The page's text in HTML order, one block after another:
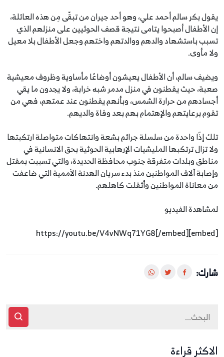
يقول بكر سالم أحمد علي، وهو أحد جيران من تبقّى مِن هذه العائلة،
إن الأطفال أصبحوا يتامى نتيجة قصف الحوثيين على منزلهم الذي
تسبب باستشهاد والدهم ووالدتهم واختهم وجعل الأطفال بلا معيل
ولا مأوى.
ويضيف سالم، أن الأطفال يعيشون أوضاعًا مأساوية وظروف معيشية
صعبة، حيث يقطنون في منزل مدمر شبه خرابة، ولا يجدون ما يقي
أجسادهم من حرارة الشمس، وبأنهم يقطنون عند عمتهم، فهي من
تقوم برعايتهم والإهتمام بهم بعد وفاة والديهم.
تلك إذًا واحدة من سلسلة جرائم بشعة وانتهاكات متواصلة ارتكبتها
ولا تزال ترتكبها المليشيات الإرهابية الحوثية بحق الانسانية في
مناطق وبلدات متفرقة جنوب محافظة الحديدة، والتي تسببت بمقتل
وإصابة آلاف المواطنين منذ بدء سريان الهدنة الأممية التي ضاعفت
من معاناة المواطنين وأثقلت كاهلهم.
لمشاهدة الفيديو
[embed]https://youtu.be/V4vNWq71YG8[/embed]
شارك:
الاكثر قراءة